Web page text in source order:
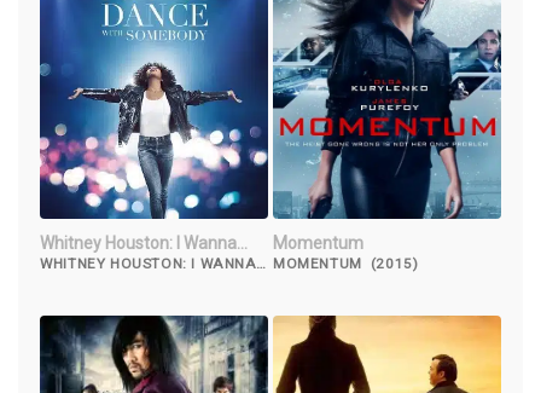
Whitney Houston: I Wanna
Dance with Somebody
WHITNEY HOUSTON: I WANNA
Momentum
MOMENTUM (2015)